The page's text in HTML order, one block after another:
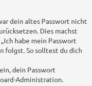
dein altes Passwort nicht
Dies machst
habe mein Passwort
folgst. So solltest du dich
dein Passwort
Administration.